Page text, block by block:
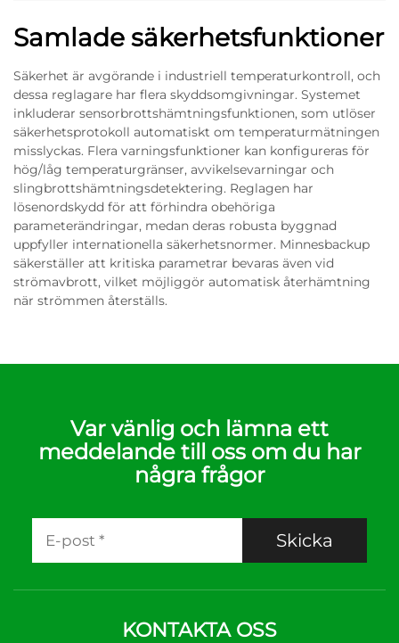
Samlade säkerhetsfunktioner
Säkerhet är avgörande i industriell temperaturkontroll, och
dessa reglagare har flera skyddsomgivningar. Systemet
inkluderar sensorbrottshämtningsfunktionen, som utlöser
säkerhetsprotokoll automatiskt om temperaturmätningen
misslyckas. Flera varningsfunktioner kan konfigureras för
hög/låg temperaturgränser, avvikelsevarningar och
slingbrottshämtningsdetektering. Reglagen har
lösenordskydd för att förhindra obehöriga
parameterändringar, medan deras robusta byggnad
uppfyller internationella säkerhetsnormer. Minnesbackup
säkerställer att kritiska parametrar bevaras även vid
strömavbrott, vilket möjliggör automatisk återhämtning
när strömmen återställs.
Var vänlig och lämna ett
meddelande till oss om du har
några frågor
Skicka
KONTAKTA OSS